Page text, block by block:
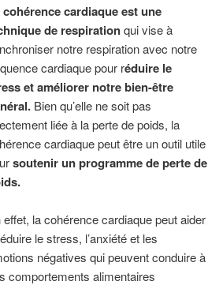
initial
était :
4,99 €.
actuel
est :
2,49 €.
cohérence cardiaque est une
de respirationqui vise à
notre respiration avec notre
cardiaque pour réduire le
et améliorer notre bien-être
Bien qu’elle ne soit pas
liée à la perte de poids, la
cardiaque peut être un outil utile
soutenir un programme de perte de
effet, la cohérence cardiaque peut aider
le stress, l’anxiété et les
négatives qui peuvent conduire à
comportements alimentaires